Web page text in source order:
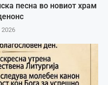
песна во новиот храм
2026